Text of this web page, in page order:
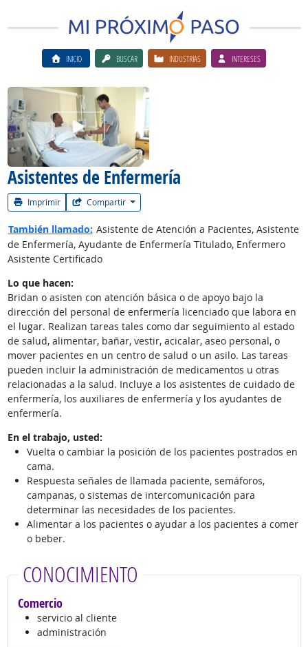
INICIO BUSCAR INDUSTRIAS INTERESES
Asistentes de Enfermería
Imprimir Compartir
Ver el vίdeo de la carrera
También llamado: Asistente de Atención a Pacientes, Asistente
de Enfermería, Ayudante de Enfermería Titulado, Enfermero
Asistente Certificado
Lo que hacen:
Bridan o asisten con atención básica o de apoyo bajo la
dirección del personal de enfermería licenciado que labora en
el lugar. Realizan tareas tales como dar seguimiento al estado
de salud, alimentar, bañar, vestir, acicalar, aseo personal, o
mover pacientes en un centro de salud o un asilo. Las tareas
pueden incluir la administración de medicamentos u otras
relacionadas a la salud. Incluye a los asistentes de cuidado de
enfermería, los auxiliares de enfermería y los ayudantes de
enfermería.
En el trabajo, usted:
Vuelta o cambiar la posición de los pacientes postrados en
cama.
Respuesta señales de llamada paciente, semáforos,
campanas, o sistemas de intercomunicación para
determinar las necesidades de los pacientes.
Alimentar a los pacientes o ayudar a los pacientes a comer
o beber.
CONOCIMIENTO
Comercio
servicio al cliente
administración